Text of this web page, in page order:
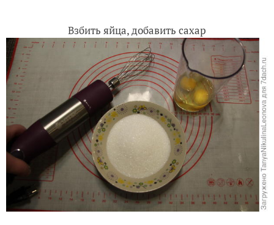
Взбить яйца, добавить сахар